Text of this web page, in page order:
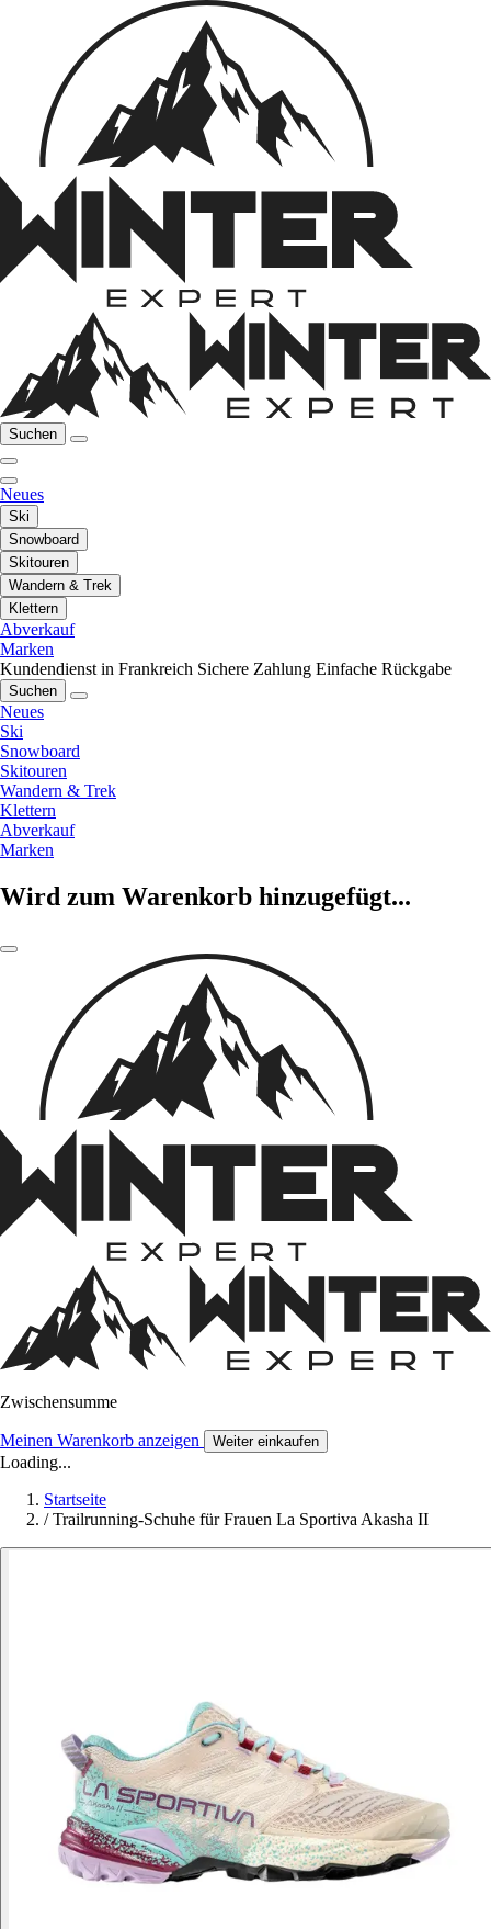
Suchen
Neues
Ski
Snowboard
Skitouren
Wandern & Trek
Klettern
Abverkauf
Marken
Kundendienst in Frankreich Sichere Zahlung Einfache Rückgabe
Suchen
Neues
Ski
Snowboard
Skitouren
Wandern & Trek
Klettern
Abverkauf
Marken
Wird zum Warenkorb hinzugefügt...
Zwischensumme
Meinen Warenkorb anzeigen Weiter einkaufen
Loading...
Startseite
/ Trailrunning-Schuhe für Frauen La Sportiva Akasha II